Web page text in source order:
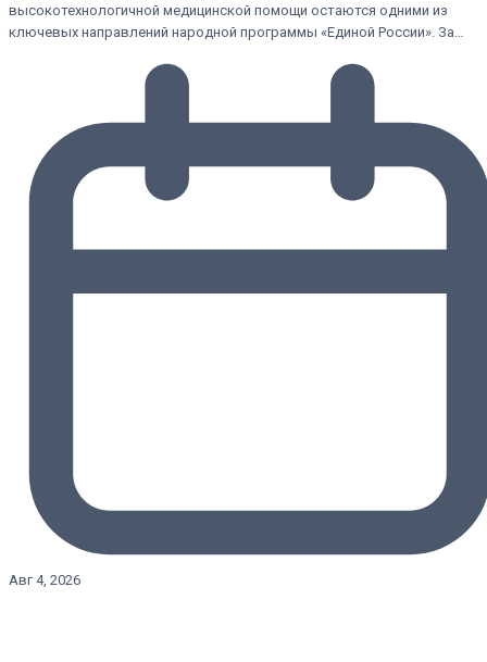
высокотехнологичной медицинской помощи остаются одними из
ключевых направлений народной программы «Единой России». За…
Авг 4, 2026